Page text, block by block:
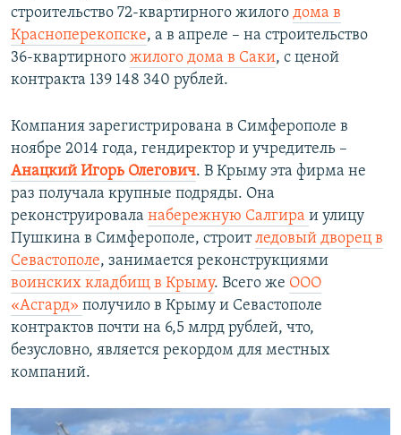
строительство 72-квартирного жилого дома в
Красноперекопске, а в апреле – на строительство
36-квартирного жилого дома в Саки, с ценой
контракта 139 148 340 рублей.
Компания зарегистрирована в Симферополе в
ноябре 2014 года, гендиректор и учредитель –
Анацкий Игорь Олегович. В Крыму эта фирма не
раз получала крупные подряды. Она
реконструировала набережную Салгира и улицу
Пушкина в Симферополе, строитледовый дворец в
Севастополе, занимается реконструкциями
воинских кладбищ в Крыму. Всего же ООО
«Асгард» получило в Крыму и Севастополе
контрактов почти на 6,5 млрд рублей, что,
безусловно, является рекордом для местных
компаний.